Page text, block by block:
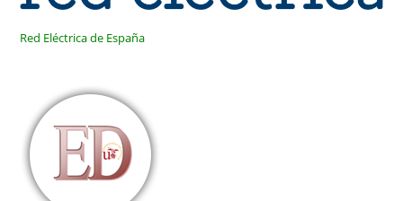
Red Eléctrica de España